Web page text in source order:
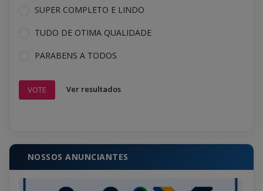
SUPER COMPLETO E LINDO
TUDO DE OTIMA QUALIDADE
PARABENS A TODOS
VOTE Ver resultados
NOSSOS ANUNCIANTES